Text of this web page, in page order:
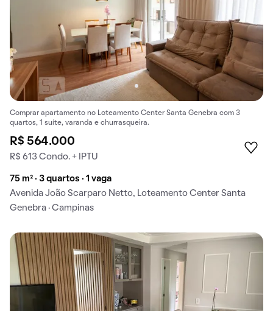
Comprar apartamento no Loteamento Center Santa Genebra com 3
quartos, 1 suíte, varanda e churrasqueira.
R$ 564.000
R$ 613 Condo. + IPTU
75 m² · 3 quartos · 1 vaga
Avenida João Scarparo Netto, Loteamento Center Santa
Genebra · Campinas